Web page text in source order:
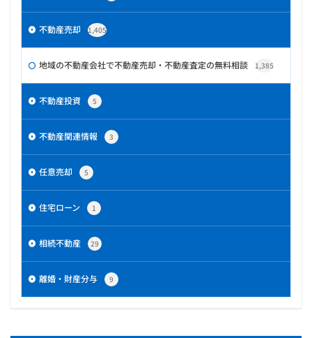
不動産売却 1,405
地域の不動産会社で不動産売却・不動産査定の無料相談 1,385
不動産投資 5
不動産関連情報 3
任意売却 5
住宅ローン 1
相続不動産 29
離婚・財産分与 9